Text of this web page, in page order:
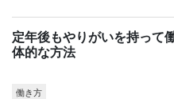
定年後もやりがいを持って
体的な方法
働き方